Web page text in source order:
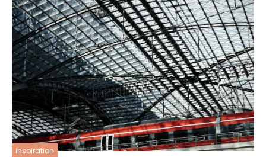
inspiration